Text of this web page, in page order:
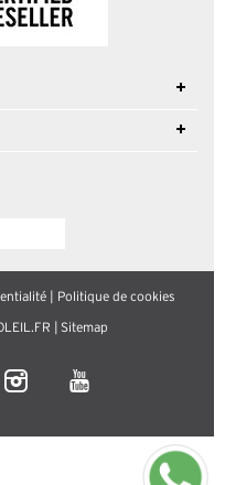
Politique de cookies
| Sitemap